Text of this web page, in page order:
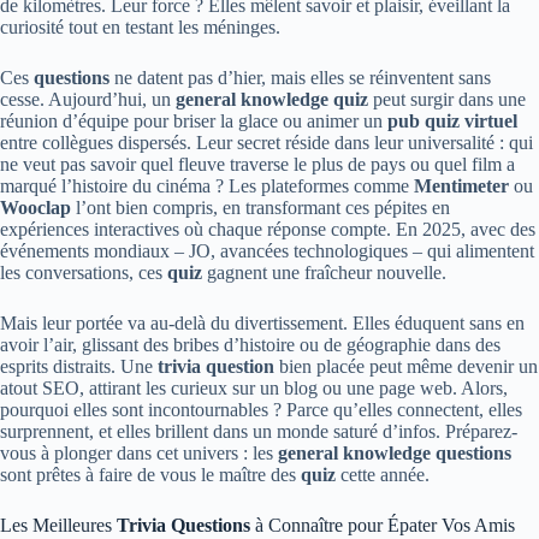
de kilomètres. Leur force ? Elles mêlent savoir et plaisir, éveillant la
curiosité tout en testant les méninges.
Ces questions ne datent pas d’hier, mais elles se réinventent sans
cesse. Aujourd’hui, un general knowledge quiz peut surgir dans une
réunion d’équipe pour briser la glace ou animer un pub quiz virtuel
entre collègues dispersés. Leur secret réside dans leur universalité : qui
ne veut pas savoir quel fleuve traverse le plus de pays ou quel film a
marqué l’histoire du cinéma ? Les plateformes comme Mentimeter ou
Wooclap l’ont bien compris, en transformant ces pépites en
expériences interactives où chaque réponse compte. En 2025, avec des
événements mondiaux – JO, avancées technologiques – qui alimentent
les conversations, ces quiz gagnent une fraîcheur nouvelle.
Mais leur portée va au-delà du divertissement. Elles éduquent sans en
avoir l’air, glissant des bribes d’histoire ou de géographie dans des
esprits distraits. Une trivia question bien placée peut même devenir un
atout SEO, attirant les curieux sur un blog ou une page web. Alors,
pourquoi elles sont incontournables ? Parce qu’elles connectent, elles
surprennent, et elles brillent dans un monde saturé d’infos. Préparez-
vous à plonger dans cet univers : les general knowledge questions
sont prêtes à faire de vous le maître des quiz cette année.
Les Meilleures Trivia Questions à Connaître pour Épater Vos Amis